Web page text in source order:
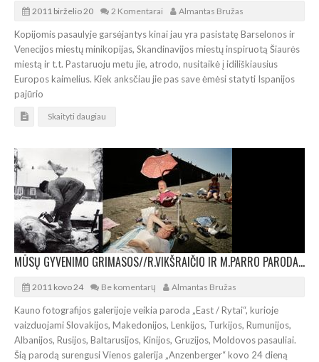
2011 birželio 20 2 Komentarai Almantas Bružas
Kopijomis pasaulyje garsėjantys kinai jau yra pasistatę Barselonos ir
Venecijos miestų minikopijas, Skandinavijos miestų inspiruotą Šiaurės
miestą ir t.t. Pastaruoju metu jie, atrodo, nusitaikė į idiliškiausius
Europos kaimelius. Kiek anksčiau jie pas save ėmėsi statyti Ispanijos
pajūrio
Skaityti daugiau
MŪSŲ GYVENIMO GRIMASOS//R.VIKŠRAIČIO IR M.PARRO PARODA VIENOJE
2011 kovo 24 Be komentarų Almantas Bružas
Kauno fotografijos galerijoje veikia paroda „East / Rytai“, kurioje
vaizduojami Slovakijos, Makedonijos, Lenkijos, Turkijos, Rumunijos,
Albanijos, Rusijos, Baltarusijos, Kinijos, Gruzijos, Moldovos pasauliai.
Šią parodą surengusi Vienos galerija „Anzenberger“ kovo 24 dieną